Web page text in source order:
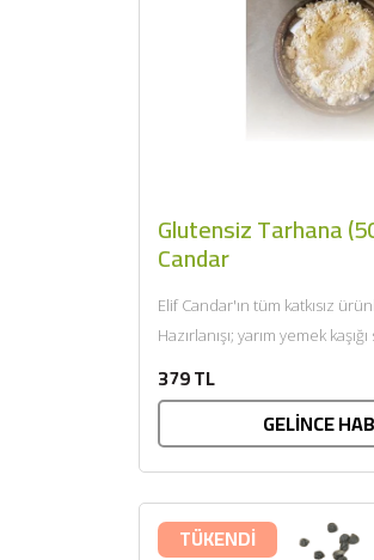
Glutensiz Tarhana
Candar
Elif Candar'ın tüm katkısız
Hazırlanışı; yarım yemek
379 TL
GELİNCE
TÜKENDİ